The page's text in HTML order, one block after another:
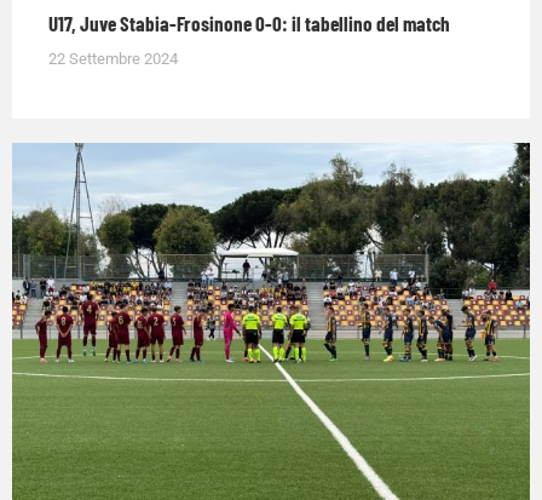
U17, Juve Stabia-Frosinone 0-0: il tabellino del match
22 Settembre 2024